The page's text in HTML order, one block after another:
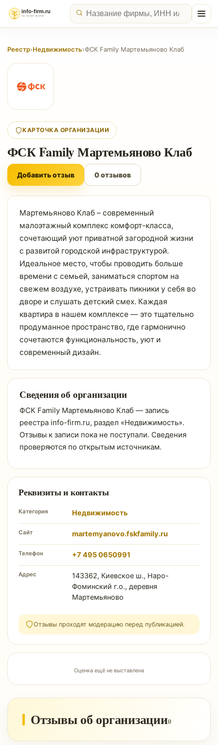
Реестр›Недвижимость›ФСК Family Мартемьяново Клаб
КАРТОЧКА ОРГАНИЗАЦИИ
ФСК Family Мартемьяново Клаб
Добавить отзыв 0 отзывов
Мартемьяново Клаб – современный
малоэтажный комплекс комфорт-класса,
сочетающий уют приватной загородной жизни
с развитой городской инфраструктурой.
Идеальное место, чтобы проводить больше
времени с семьей, заниматься спортом на
свежем воздухе, устраивать пикники у себя во
дворе и слушать детский смех. Каждая
квартира в нашем комплексе — это тщательно
продуманное пространство, где гармонично
сочетаются функциональность, уют и
современный дизайн.
Сведения об организации
ФСК Family Мартемьяново Клаб — запись
реестра info-firm.ru, раздел «Недвижимость».
Отзывы к записи пока не поступали. Сведения
проверяются по открытым источникам.
Реквизиты и контакты
Категория Недвижимость
Сайт martemyanovo.fskfamily.ru
Телефон +7 495 0650991
Адрес
143362, Киевское ш., Наро-
Фоминский г.о., деревня
Мартемьяново
Отзывы проходят модерацию перед публикацией.
Оценка ещё не выставлена
Отзывы об организации0